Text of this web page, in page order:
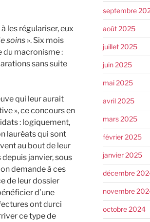
les régulariser, eux
soins ». Six mois
du macronisme :
sans suite
qui leur aurait
», ce concours en
: logiquement,
lauréats qui sont
au bout de leur
janvier, sous
demande à ces
de leur dossier
d’une
ont durci
ce type de
septembre
août 2025
juillet 2025
juin 2025
mai 2025
avril 2025
mars 2025
février 2025
janvier 2025
décembre
novembre
octobre 2024